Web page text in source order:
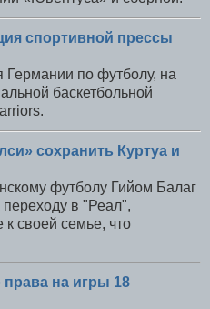
спортивной прессы
Германии по футболу, на
баскетбольной
сохранить Куртуа и
футболу Гийом Балаг
переходу в "Реал",
к своей семье, что
на игры 18